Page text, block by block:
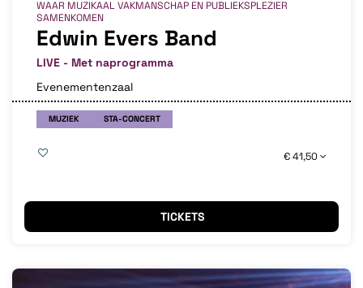
Edwin Evers Band
LIVE - Met naprogramma
WAAR MUZIKAAL VAKMANSCHAP EN PUBLIEKSPLEZIER
SAMENKOMEN
Evenementenzaal
MUZIEK STA-CONCERT
€ 41,50
TICKETS